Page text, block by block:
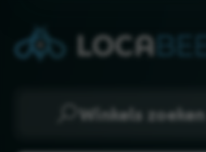
Winkels zoeken